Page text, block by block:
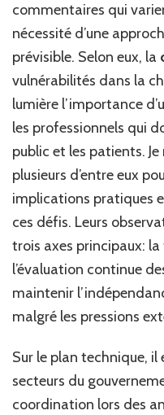
commentaires qui
nécessité d’une
prévisible. Selon eux, la
vulnérabilités dans la
lumière l’importance
les professionnels qui
public et les patients.
plusieurs d’entre eux
implications pratiques
ces défis. Leurs
trois axes principaux:
l’évaluation continue
maintenir
malgré les pressions
Sur le plan technique,
secteurs du
coordination lors des